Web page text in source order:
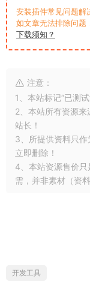
安装插件常见问题解
如文章无法排除问题
下载须知？
注意：
1、本站标记“已测
2、本站所有资源
站长！
3、所提供资料只
立即删除！
4、本站资源售价
需，并非素材（资
开发工具